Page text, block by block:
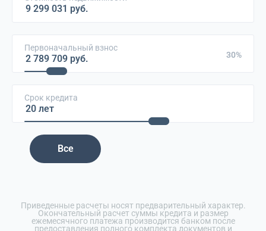
Первоначальный взнос
30%
Срок кредита
Все
Приведенные расчеты носят предварительный характер.
Окончательный расчет суммы кредита и размер
ежемесячного платежа производится банком после
предоставления полного комплекта документов и